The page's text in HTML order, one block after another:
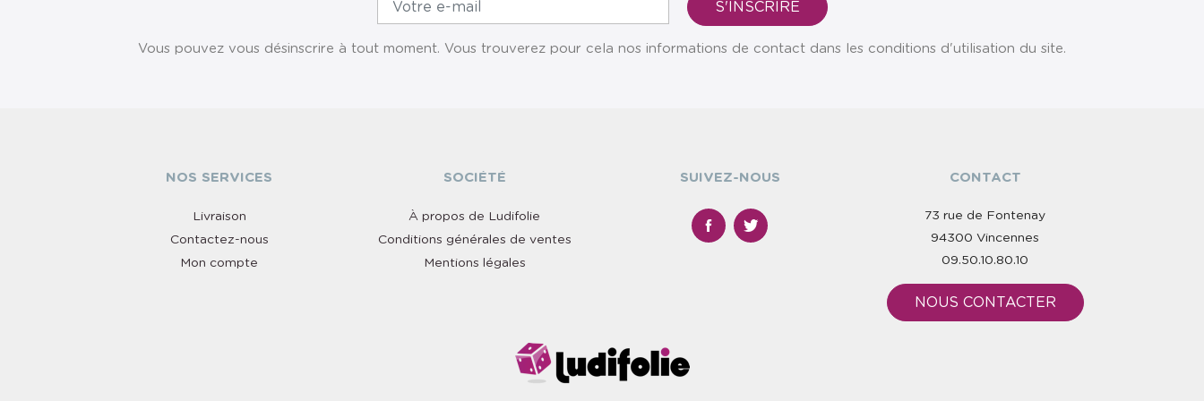
Vous pouvez vous désinscrire à tout moment. Vous trouverez pour cela nos informations de contact dans les conditions d'utilisation du site.
NOS SERVICES
Livraison
Contactez-nous
Mon compte
SOCIÉTÉ
À propos de Ludifolie
Conditions générales de ventes
Mentions légales
SUIVEZ-NOUS CONTACT
73 rue de Fontenay
94300 Vincennes
09.50.10.80.10
NOUS CONTACTER